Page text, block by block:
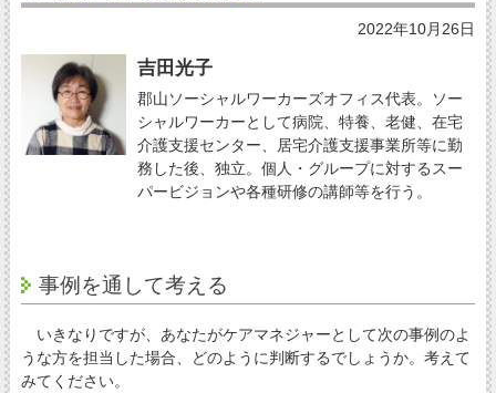
2022年10月26日
吉田光子
郡山ソーシャルワーカーズオフィス代表。ソー
シャルワーカーとして病院、特養、老健、在宅
介護支援センター、居宅介護支援事業所等に勤
務した後、独立。個人・グループに対するスー
パービジョンや各種研修の講師等を行う。
事例を通して考える
いきなりですが、あなたがケアマネジャーとして次の事例のよ
うな方を担当した場合、どのように判断するでしょうか。考えて
みてください。